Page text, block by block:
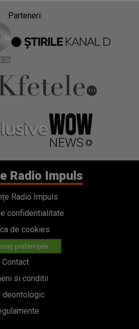
Parteneri:
Radio Impuls
Radio Impuls
confidentialitate
de cookies
preferințele
Contact
si conditii
deontologic